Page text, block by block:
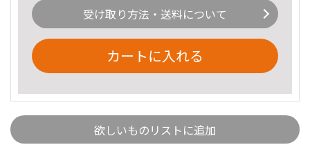
受け取り方法・送料について
カートに入れる
欲しいものリストに追加